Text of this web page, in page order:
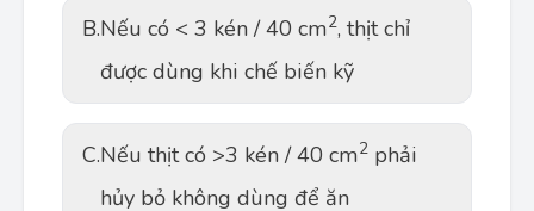
B.Nếu có < 3 kén / 40 cm2, thịt chỉ
được dùng khi chế biến kỹ
C.Nếu thịt có >3 kén / 40 cm2 phải
hủy bỏ không dùng để ăn